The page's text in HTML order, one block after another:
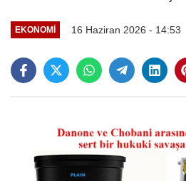
EKONOMI 16 Haziran 2026 - 14:53